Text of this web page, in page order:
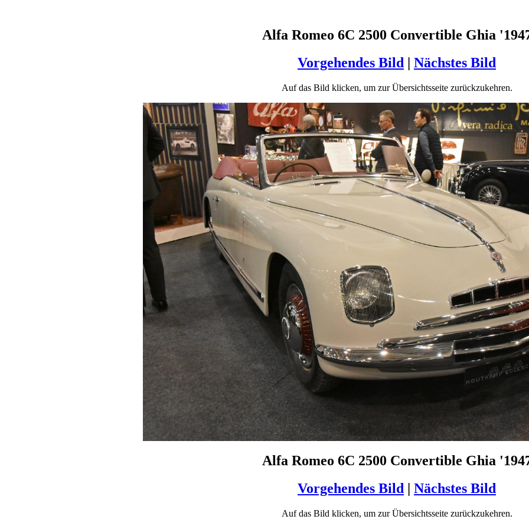
Alfa Romeo 6C 2500 Convertible Ghia
Vorgehendes Bild | Nächstes Bild
Auf das Bild klicken, um zur Übersichtsseite zurückzukehren.
Alfa Romeo 6C 2500 Convertible Ghia
Vorgehendes Bild
Nächstes Bild
Auf das Bild klicken, um zur Übersichtsseite zurückzukehren.